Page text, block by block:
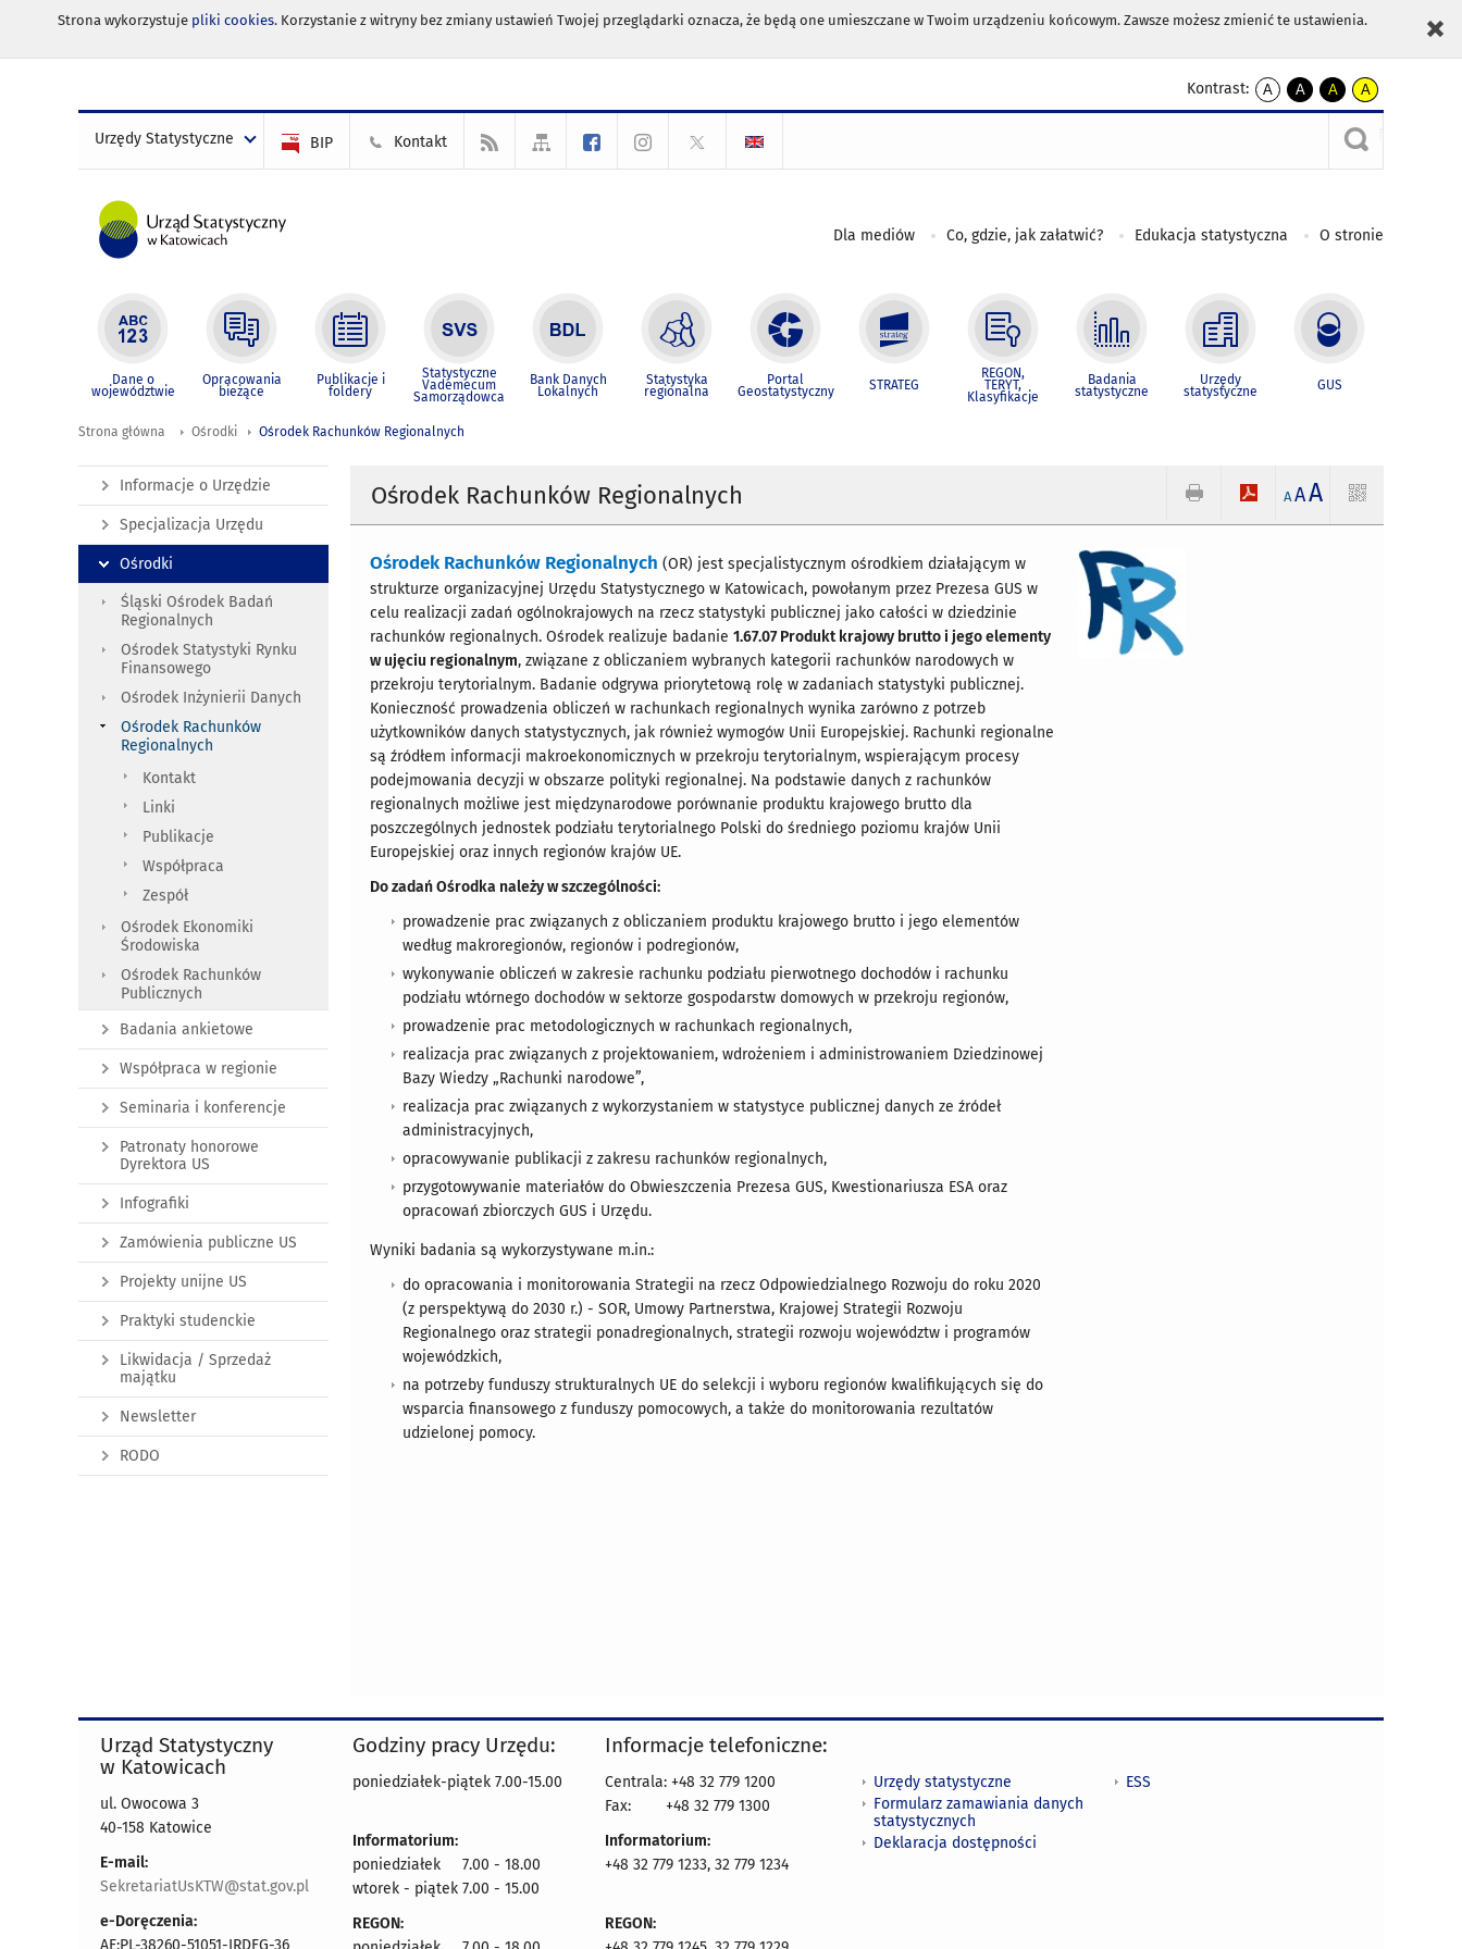
Strona wykorzystuje pliki cookies. Korzystanie z witryny bez zmiany ustawień Twojej przeglądarki oznacza, że będą one umieszczane w Twoim urządzeniu końcowym. Zawsze możesz zmienić te ustawienia.
Kontrast:
A
kontrast
A
kontrast
czarnym
A
kontrast
żółty
tekst
czarnym
A
kontrast
czarny
tekst
żółtym
Urzędy Statystyczne BIP Kontakt
Dla mediów Co, gdzie, jak załatwić? Edukacja statystyczna O stronie
Dane o
województwie
Opracowania
bieżące
Publikacje i
foldery
Statystyczne
Vademecum
Samorządowca
Bank Danych
Lokalnych
Statystyka
regionalna
Portal
Geostatystyczny STRATEG
REGON,
TERYT,
Klasyfikacje
Badania
statystyczne
Urzędy
statystyczne GUS
Strona główna Ośrodki Ośrodek Rachunków Regionalnych
Ośrodek Rachunków Regionalnych A AA
Ośrodek Rachunków Regionalnych(OR) jest specjalistycznym ośrodkiem działającym w
strukturze organizacyjnej Urzędu Statystycznego w Katowicach, powołanym przez Prezesa GUS w
celu realizacji zadań ogólnokrajowych na rzecz statystyki publicznej jako całości w dziedzinie
rachunków regionalnych. Ośrodek realizuje badanie1.67.07 Produkt krajowy brutto i jego elementy
w ujęciu regionalnym, związane z obliczaniem wybranych kategorii rachunków narodowych w
przekroju terytorialnym. Badanie odgrywa priorytetową rolę w zadaniach statystyki publicznej.
Konieczność prowadzenia obliczeń w rachunkach regionalnych wynika zarówno z potrzeb
użytkowników danych statystycznych, jak również wymogów Unii Europejskiej. Rachunki regionalne
są źródłem informacji makroekonomicznych w przekroju terytorialnym, wspierającym procesy
podejmowania decyzji w obszarze polityki regionalnej. Na podstawie danych z rachunków
regionalnych możliwe jest międzynarodowe porównanie produktu krajowego brutto dla
poszczególnych jednostek podziału terytorialnego Polski do średniego poziomu krajów Unii
Europejskiej oraz innych regionów krajów UE.
Do zadań Ośrodka należy w szczególności:
prowadzenie prac związanych z obliczaniem produktu krajowego brutto i jego elementów
według makroregionów, regionów i podregionów,
wykonywanie obliczeń w zakresie rachunku podziału pierwotnego dochodów i rachunku
podziału wtórnego dochodów w sektorze gospodarstw domowych w przekroju regionów,
prowadzenie prac metodologicznych w rachunkach regionalnych,
realizacja prac związanych z projektowaniem, wdrożeniem i administrowaniem Dziedzinowej
Bazy Wiedzy „Rachunki narodowe”,
realizacja prac związanych z wykorzystaniem w statystyce publicznej danych ze źródeł
administracyjnych,
opracowywanie publikacji z zakresu rachunków regionalnych,
przygotowywanie materiałów do Obwieszczenia Prezesa GUS, Kwestionariusza ESA oraz
opracowań zbiorczych GUS i Urzędu.
Wyniki badania są wykorzystywane m.in.:
do opracowania i monitorowania Strategii na rzecz Odpowiedzialnego Rozwoju do roku 2020
(z perspektywą do 2030 r.) - SOR, Umowy Partnerstwa, Krajowej Strategii Rozwoju
Regionalnego oraz strategii ponadregionalnych, strategii rozwoju województw i programów
wojewódzkich,
na potrzeby funduszy strukturalnych UE do selekcji i wyboru regionów kwalifikujących się do
wsparcia finansowego z funduszy pomocowych, a także do monitorowania rezultatów
udzielonej pomocy.
Informacje o Urzędzie
Specjalizacja Urzędu
Ośrodki
Śląski Ośrodek Badań
Regionalnych
Ośrodek Statystyki Rynku
Finansowego
Ośrodek Inżynierii Danych
Ośrodek Rachunków
Regionalnych
Kontakt
Linki
Publikacje
Współpraca
Zespół
Ośrodek Ekonomiki
Środowiska
Ośrodek Rachunków
Publicznych
Badania ankietowe
Współpraca w regionie
Seminaria i konferencje
Patronaty honorowe
Dyrektora US
Infografiki
Zamówienia publiczne US
Projekty unijne US
Praktyki studenckie
Likwidacja / Sprzedaż
majątku
Newsletter
RODO
Urząd Statystyczny
w Katowicach
ul. Owocowa 3
40-158 Katowice
E-mail:
SekretariatUsKTW@stat.gov.pl
e-Doręczenia:
Godziny pracy Urzędu:
poniedziałek-piątek 7.00-15.00
Informatorium:
poniedziałek 7.00 - 18.00
wtorek - piątek 7.00 - 15.00
REGON:
Informacje telefoniczne:
Centrala: +48 32 779 1200
Fax:
+48 32 779 1300
Informatorium:
+48 32 779 1233, 32 779 1234
REGON:
Urzędy statystyczne
Formularz zamawiania danych
statystycznych
Deklaracja dostępności
ESS